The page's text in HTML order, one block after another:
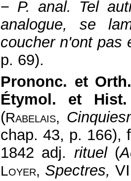
− P. anal.
Tel
analogue, se
coucher n'ont pas
p. 69).
Prononc. et
Étymol. et
(Rabelais,
chap. 43, p. 166),
1842 adj. rituel (
Loyer, Spectres,